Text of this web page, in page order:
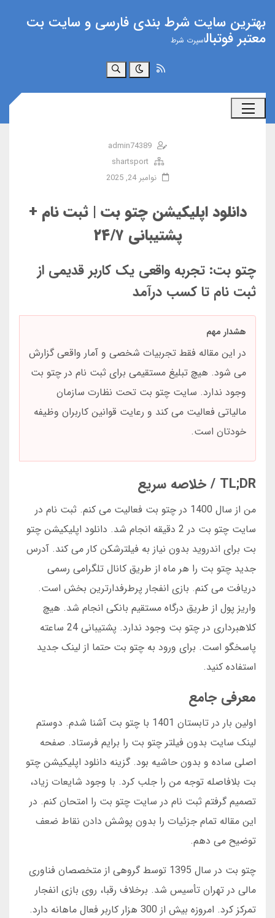
بهترین سایت شرط بندی فارسی و سایت بت
معتبر فوتبالاسپرت شرط
جستجو
admin74389
shartsport
نوامبر 24, 2025
دانلود اپلیکیشن چتو بت | ثبت نام +
پشتیبانی ۲۴/۷
چتو بت: تجربه واقعی یک کاربر قدیمی از
ثبت نام تا کسب درآمد
هشدار مهم
در این مقاله فقط تجربیات شخصی و آمار واقعی گزارش
می شود. هیچ تبلیغ مستقیمی برای ثبت نام در چتو بت
وجود ندارد. سایت چتو بت تحت نظارت سازمان
مالیاتی فعالیت می کند و رعایت قوانین کاربران وظیفه
خودتان است.
TL;DR / خلاصه سریع
من از سال 1400 در چتو بت فعالیت می کنم. ثبت نام در
سایت چتو بت در 2 دقیقه انجام شد. دانلود اپلیکیشن چتو
بت برای اندروید بدون نیاز به فیلترشکن کار می کند. آدرس
جدید چتو بت را هر ماه از طریق کانال تلگرامی رسمی
دریافت می کنم. بازی انفجار پرطرفدارترین بخش است.
واریز پول از طریق درگاه مستقیم بانکی انجام شد. هیچ
کلاهبرداری در چتو بت وجود ندارد. پشتیبانی 24 ساعته
پاسخگو است. برای ورود به چتو بت حتما از لینک جدید
استفاده کنید.
معرفی جامع
اولین بار در تابستان 1401 با چتو بت آشنا شدم. دوستم
لینک سایت بدون فیلتر چتو بت را برایم فرستاد. صفحه
اصلی ساده و بدون حاشیه بود. گزینه دانلود اپلیکیشن چتو
بت بلافاصله توجه من را جلب کرد. با وجود شایعات زیاد،
تصمیم گرفتم ثبت نام در سایت چتو بت را امتحان کنم. در
این مقاله تمام جزئیات را بدون پوشش دادن نقاط ضعف
توضیح می دهم.
چتو بت در سال 1395 توسط گروهی از متخصصان فناوری
مالی در تهران تأسیس شد. برخلاف رقبا، روی بازی انفجار
تمرکز کرد. امروزه بیش از 300 هزار کاربر فعال ماهانه دارد.